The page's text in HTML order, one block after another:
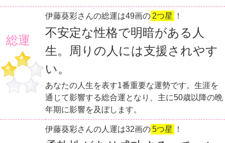
総運
伊藤葵彩さんの総運は49画の 2つ星 ！
不安定な性格で明暗がある人
生。周りの人には支援されやす
い。
あなたの人生を表す1番重要な運勢です。生涯を
通じて影響する総合運となり、主に50歳以降の晩
年期に影響を及ぼします。
伊藤葵彩さんの人運は32画の5つ星 ！